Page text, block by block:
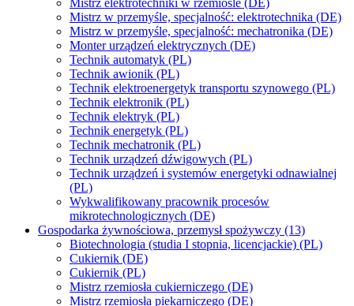
Mistrz elektrotechniki w rzemiośle (DE)
Mistrz w przemyśle, specjalność: elektrotechnika (DE)
Mistrz w przemyśle, specjalność: mechatronika (DE)
Monter urządzeń elektrycznych (DE)
Technik automatyk (PL)
Technik awionik (PL)
Technik elektroenergetyk transportu szynowego (PL)
Technik elektronik (PL)
Technik elektryk (PL)
Technik energetyk (PL)
Technik mechatronik (PL)
Technik urządzeń dźwigowych (PL)
Technik urządzeń i systemów energetyki odnawialnej
(PL)
Wykwalifikowany pracownik procesów
mikrotechnologicznych (DE)
Gospodarka żywnościowa, przemysł spożywczy (13)
Biotechnologia (studia I stopnia, licencjackie) (PL)
Cukiernik (DE)
Cukiernik (PL)
Mistrz rzemiosła cukierniczego (DE)
Mistrz rzemiosła piekarniczego (DE)